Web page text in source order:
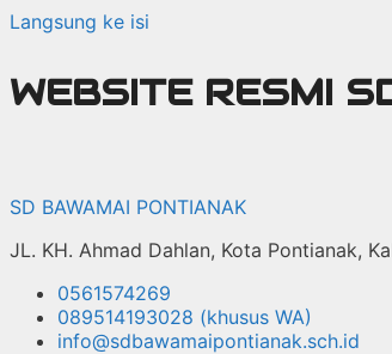
Langsung ke isi
WEBSITE RESMI
SD BAWAMAI PONTIANAK
JL. KH. Ahmad Dahlan, Kota Pontianak,
0561574269
089514193028 (khusus WA)
info@sdbawamaipontianak.sch.id